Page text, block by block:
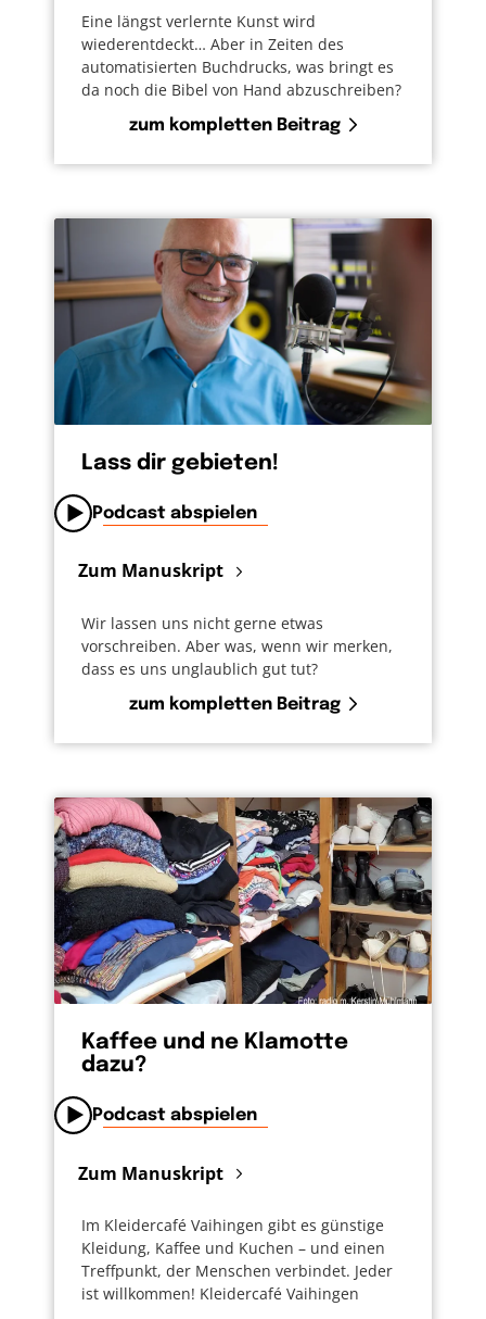
Eine längst verlernte Kunst wird
wiederentdeckt… Aber in Zeiten des
automatisierten Buchdrucks, was bringt es
da noch die Bibel von Hand abzuschreiben?
zum kompletten Beitrag
Lass dir gebieten!
Podcast abspielen
Zum Manuskript
Wir lassen uns nicht gerne etwas
vorschreiben. Aber was, wenn wir merken,
dass es uns unglaublich gut tut?
zum kompletten Beitrag
Kaffee und ne Klamotte
dazu?
Podcast abspielen
Zum Manuskript
Im Kleidercafé Vaihingen gibt es günstige
Kleidung, Kaffee und Kuchen – und einen
Treffpunkt, der Menschen verbindet. Jeder
ist willkommen! Kleidercafé Vaihingen